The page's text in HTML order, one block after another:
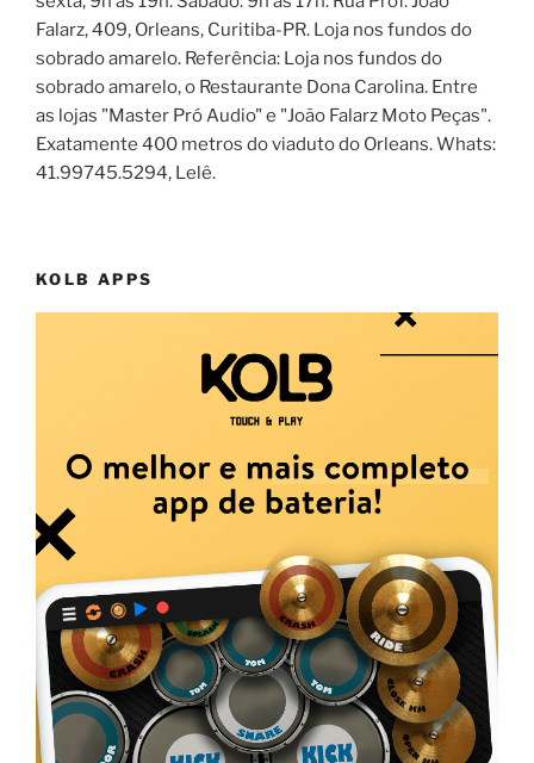
Falarz, 409, Orleans, Curitiba-PR. Loja nos fundos do
sobrado amarelo. Referência: Loja nos fundos do
sobrado amarelo, o Restaurante Dona Carolina. Entre
as lojas "Master Pró Audio" e "João Falarz Moto Peças".
Exatamente 400 metros do viaduto do Orleans. Whats:
41.99745.5294, Lelê.
KOLB APPS